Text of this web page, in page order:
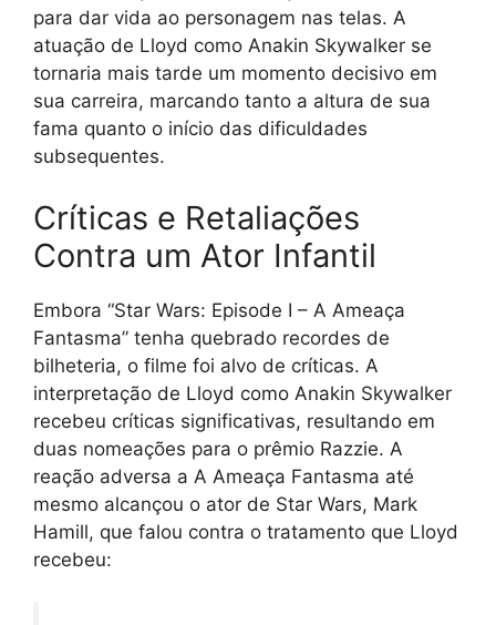
para dar vida ao personagem nas telas. A
atuação de Lloyd como Anakin Skywalker se
tornaria mais tarde um momento decisivo em
sua carreira, marcando tanto a altura de sua
fama quanto o início das dificuldades
subsequentes.
Críticas e Retaliações
Contra um Ator Infantil
Embora “Star Wars: Episode I – A Ameaça
Fantasma” tenha quebrado recordes de
bilheteria, o filme foi alvo de críticas. A
interpretação de Lloyd como Anakin Skywalker
recebeu críticas significativas, resultando em
duas nomeações para o prêmio Razzie. A
reação adversa a A Ameaça Fantasma até
mesmo alcançou o ator de Star Wars, Mark
Hamill, que falou contra o tratamento que Lloyd
recebeu: